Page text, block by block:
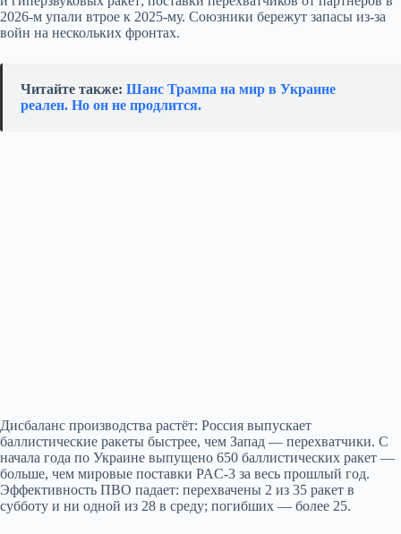
2026‑м упали втрое к 2025‑му. Союзники бережут запасы из‑за
войн на нескольких фронтах.
Читайте также: Шанс Трампа на мир в Украине
реален. Но он не продлится.
Дисбаланс производства растёт: Россия выпускает
баллистические ракеты быстрее, чем Запад — перехватчики. С
начала года по Украине выпущено 650 баллистических ракет —
больше, чем мировые поставки PAC‑3 за весь прошлый год.
Эффективность ПВО падает: перехвачены 2 из 35 ракет в
субботу и ни одной из 28 в среду; погибших — более 25.